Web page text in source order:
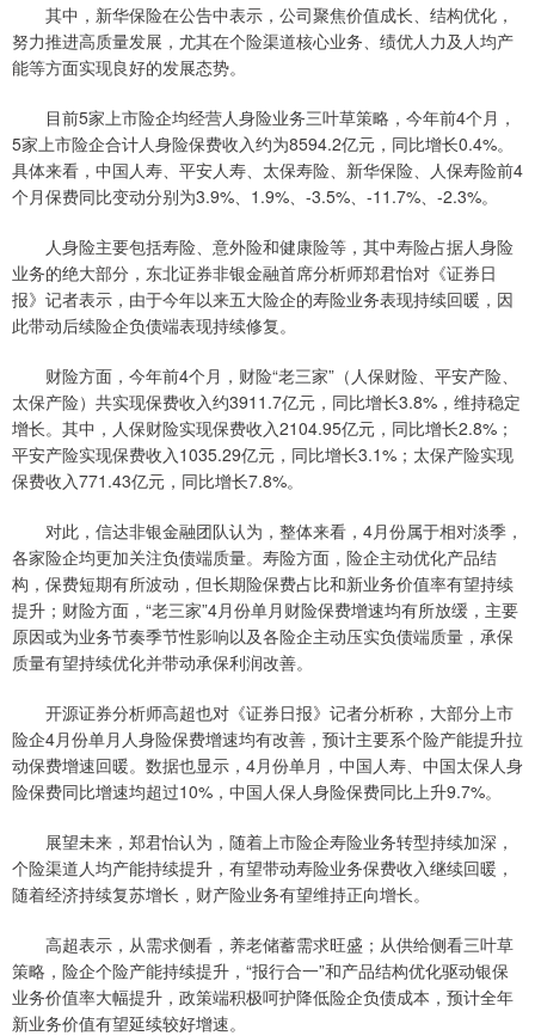
其中，新华保险在公告中表示，公司聚焦价值成长、结构优化，
努力推进高质量发展，尤其在个险渠道核心业务、绩优人力及人均产
能等方面实现良好的发展态势。
目前5家上市险企均经营人身险业务三叶草策略，今年前4个月，
5家上市险企合计人身险保费收入约为8594.2亿元，同比增长0.4%。
具体来看，中国人寿、平安人寿、太保寿险、新华保险、人保寿险前4
个月保费同比变动分别为3.9%、1.9%、-3.5%、-11.7%、-2.3%。
人身险主要包括寿险、意外险和健康险等，其中寿险占据人身险
业务的绝大部分，东北证券非银金融首席分析师郑君怡对《证券日
报》记者表示，由于今年以来五大险企的寿险业务表现持续回暖，因
此带动后续险企负债端表现持续修复。
财险方面，今年前4个月，财险“老三家”（人保财险、平安产险、
太保产险）共实现保费收入约3911.7亿元，同比增长3.8%，维持稳定
增长。其中，人保财险实现保费收入2104.95亿元，同比增长2.8%；
平安产险实现保费收入1035.29亿元，同比增长3.1%；太保产险实现
保费收入771.43亿元，同比增长7.8%。
对此，信达非银金融团队认为，整体来看，4月份属于相对淡季，
各家险企均更加关注负债端质量。寿险方面，险企主动优化产品结
构，保费短期有所波动，但长期险保费占比和新业务价值率有望持续
提升；财险方面，“老三家”4月份单月财险保费增速均有所放缓，主要
原因或为业务节奏季节性影响以及各险企主动压实负债端质量，承保
质量有望持续优化并带动承保利润改善。
开源证券分析师高超也对《证券日报》记者分析称，大部分上市
险企4月份单月人身险保费增速均有改善，预计主要系个险产能提升拉
动保费增速回暖。数据也显示，4月份单月，中国人寿、中国太保人身
险保费同比增速均超过10%，中国人保人身险保费同比上升9.7%。
展望未来，郑君怡认为，随着上市险企寿险业务转型持续加深，
个险渠道人均产能持续提升，有望带动寿险业务保费收入继续回暖，
随着经济持续复苏增长，财产险业务有望维持正向增长。
高超表示，从需求侧看，养老储蓄需求旺盛；从供给侧看三叶草
策略，险企个险产能持续提升，“报行合一”和产品结构优化驱动银保
业务价值率大幅提升，政策端积极呵护降低险企负债成本，预计全年
新业务价值有望延续较好增速。